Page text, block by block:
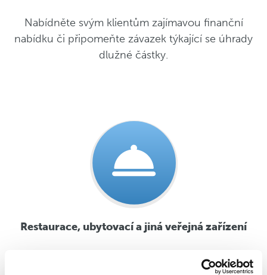
Nabídněte svým klientům zajímavou finanční
nabídku či připomeňte závazek týkající se úhrady
dlužné částky.
Restaurace, ubytovací a jiná veřejná zařízení
Pečujte o své zákazníky a nabídněte jim zajímavý